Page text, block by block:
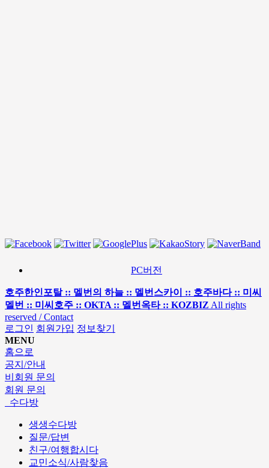
PC버전
호주한인포탈 :: 멜번의 하늘 :: 멜번스카이 :: 호주바다 :: 미씨
멜번 :: 미씨호주 :: OKTA :: 멜번옥타 :: KOZBIZ All rights
reserved / Contact
로그인 회원가입 정보찾기
MENU
홈으로
공지/안내
비회원 문의
회원 문의
수다방
생생수다방
질문/답변
친구/여행합시다
교민소식/사람찾음